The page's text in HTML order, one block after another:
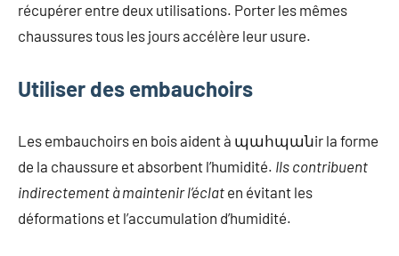
récupérer entre deux utilisations. Porter les mêmes
chaussures tous les jours accélère leur usure.
Utiliser des embauchoirs
Les embauchoirs en bois aident à պահպանir la forme
de la chaussure et absorbent l’humidité. Ils contribuent
indirectement à maintenir l’éclat en évitant les
déformations et l’accumulation d’humidité.